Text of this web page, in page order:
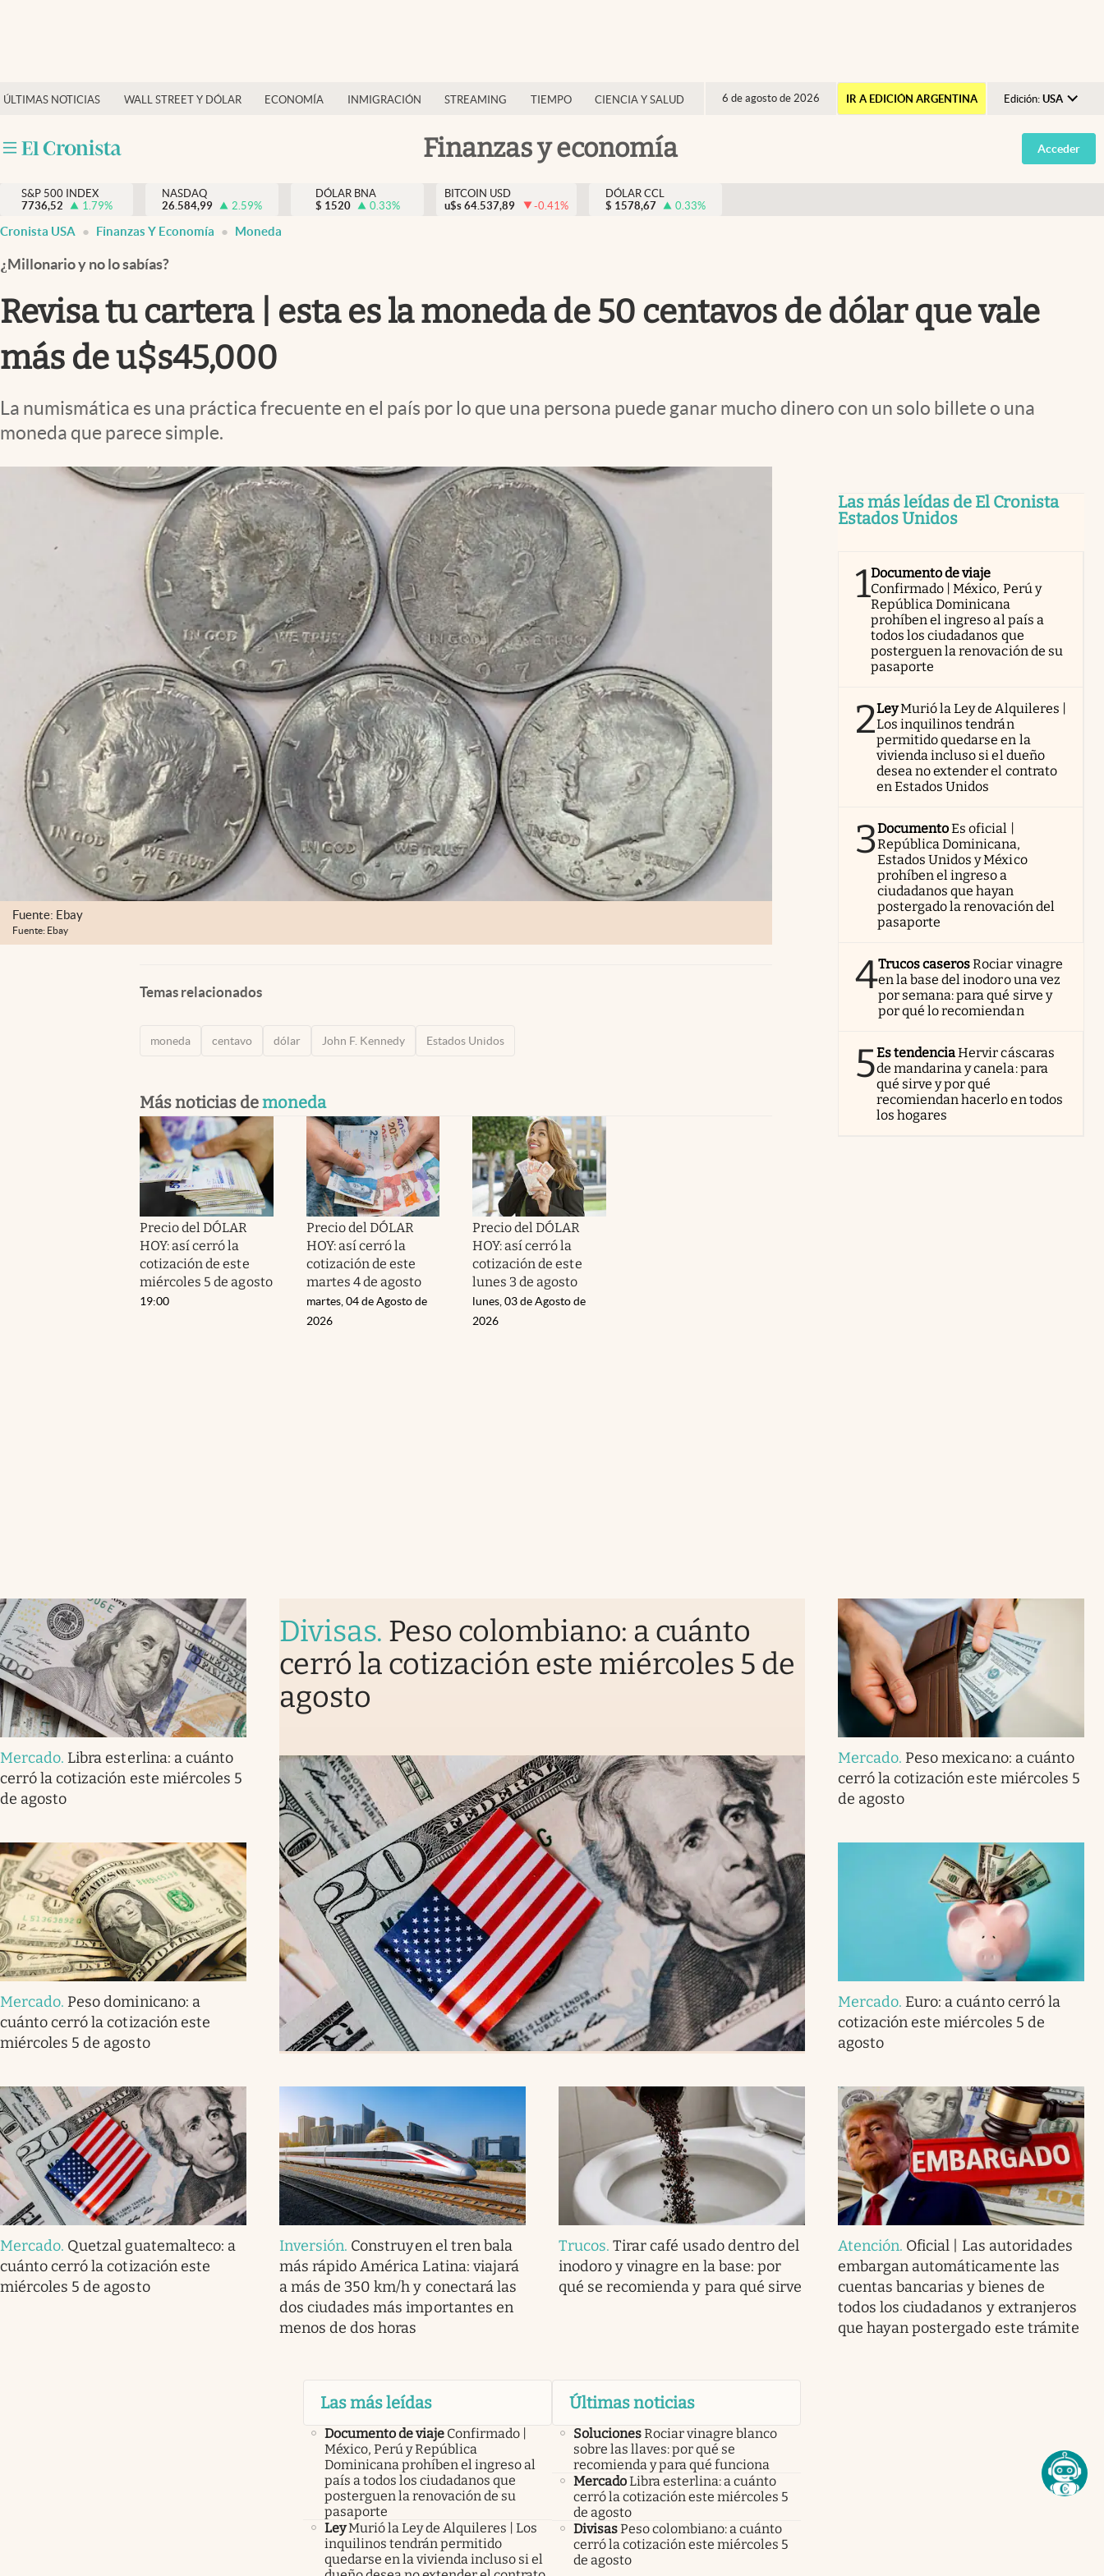
ÚLTIMAS NOTICIAS WALL STREET Y DÓLAR ECONOMÍA INMIGRACIÓN STREAMING TIEMPO CIENCIA Y SALUD 6 de agosto de 2026 IR A EDICIÓN ARGENTINA Edición: USA
Argentina
España
Finanzas y economía
Finanzas y economía
Inmigración
Trending
Streaming
PC y mobile
Acceder
S&P 500 INDEX
7736,52
1.79%
NASDAQ
26.584,99
2.59%
DÓLAR BNA
$ 1520 0.33%
BITCOIN USD
u$s 64.537,89 -0.41%
DÓLAR CCL
$ 1578,67 0.33%
Cronista USA Finanzas Y Economía Moneda
¿Millonario y no lo sabías?
Revisa tu cartera | esta es la moneda de 50 centavos de dólar que vale
más de u$s45,000
La numismática es una práctica frecuente en el país por lo que una persona puede ganar mucho dinero con un solo billete o una
moneda que parece simple.
Fuente: Ebay
Fuente: Ebay
Temas relacionados
moneda centavo dólar John F. Kennedy Estados Unidos
Más noticias demoneda
Precio del DÓLAR
HOY: así cerró la
cotización de este
miércoles 5 de agosto
19:00
Precio del DÓLAR
HOY: así cerró la
cotización de este
martes 4 de agosto
martes, 04 de Agosto de
2026
Precio del DÓLAR
HOY: así cerró la
cotización de este
lunes 3 de agosto
lunes, 03 de Agosto de
2026
Las más leídas de El Cronista
Estados Unidos
1Documento de viaje
Confirmado | México, Perú y
República Dominicana
prohíben el ingreso al país a
todos los ciudadanos que
posterguen la renovación de su
pasaporte
2LeyMurió la Ley de Alquileres |
Los inquilinos tendrán
permitido quedarse en la
vivienda incluso si el dueño
desea no extender el contrato
en Estados Unidos
3DocumentoEs oficial |
República Dominicana,
Estados Unidos y México
prohíben el ingreso a
ciudadanos que hayan
postergado la renovación del
pasaporte
4Trucos caserosRociar vinagre
en la base del inodoro una vez
por semana: para qué sirve y
por qué lo recomiendan
5Es tendenciaHervir cáscaras
de mandarina y canela: para
qué sirve y por qué
recomiendan hacerlo en todos
los hogares
Mercado. Libra esterlina: a cuánto
cerró la cotización este miércoles 5
de agosto
Divisas. Peso colombiano: a cuánto
cerró la cotización este miércoles 5 de
agosto
Mercado. Peso mexicano: a cuánto
cerró la cotización este miércoles 5
de agosto
Mercado. Peso dominicano: a
cuánto cerró la cotización este
miércoles 5 de agosto
Mercado. Euro: a cuánto cerró la
cotización este miércoles 5 de
agosto
Mercado. Quetzal guatemalteco: a
cuánto cerró la cotización este
miércoles 5 de agosto
Inversión. Construyen el tren bala
más rápido América Latina: viajará
a más de 350 km/h y conectará las
dos ciudades más importantes en
menos de dos horas
Trucos.Tirar café usado dentro del
inodoro y vinagre en la base: por
qué se recomienda y para qué sirve
Atención. Oficial | Las autoridades
embargan automáticamente las
cuentas bancarias y bienes de
todos los ciudadanos y extranjeros
que hayan postergado este trámite
Las más leídas
Documento de viaje Confirmado |
México, Perú y República
Dominicana prohíben el ingreso al
país a todos los ciudadanos que
posterguen la renovación de su
pasaporte
LeyMurió la Ley de Alquileres | Los
inquilinos tendrán permitido
quedarse en la vivienda incluso si el
Últimas noticias
SolucionesRociar vinagre blanco
sobre las llaves: por qué se
recomienda y para qué funciona
MercadoLibra esterlina: a cuánto
cerró la cotización este miércoles 5
de agosto
DivisasPeso colombiano: a cuánto
cerró la cotización este miércoles 5
de agosto